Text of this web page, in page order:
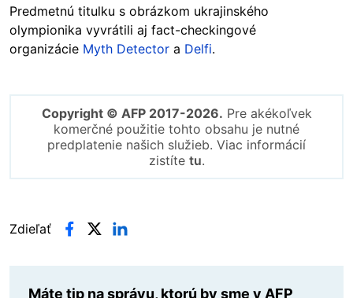
Predmetnú titulku s obrázkom ukrajinského
olympionika vyvrátili aj fact-checkingové
organizácie Myth Detector a Delfi.
Copyright © AFP 2017-2026. Pre akékoľvek
komerčné použitie tohto obsahu je nutné
predplatenie našich služieb. Viac informácií
zistíte tu.
Zdieľať
Máte tip na správu, ktorú by sme v AFP